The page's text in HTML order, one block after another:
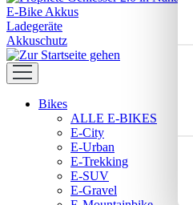
E-Bike Akkus
Ladegeräte
Akkuschutz
Bikes
ALLE E-BIKES
E-City
E-Urban
E-Trekking
E-SUV
E-Gravel